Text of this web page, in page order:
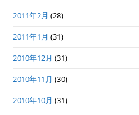
2011年2月 (28)
2011年1月 (31)
2010年12月 (31)
2010年11月 (30)
2010年10月 (31)